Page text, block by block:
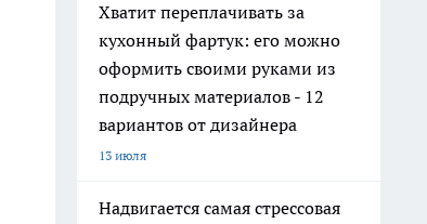
Хватит переплачивать за
кухонный фартук: его можно
оформить своими руками из
подручных материалов - 12
вариантов от дизайнера
13 июля
Надвигается самая стрессовая